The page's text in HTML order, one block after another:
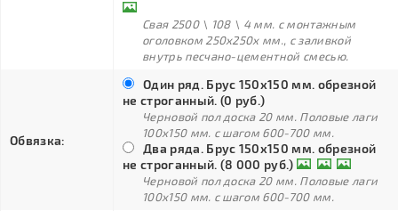
Свая 2500 \ 108 \ 4 мм. с монтажным
оголовком 250х250х мм., с заливкой
внутрь песчано-цементной смесью.
Обвязка:
Один ряд. Брус 150х150 мм. обрезной
не строганный. (0 руб.)
Черновой пол доска 20 мм. Половые лаги
100х150 мм. с шагом 600-700 мм.
Два ряда. Брус 150х150 мм. обрезной
не строганный. (8 000 руб.)
Черновой пол доска 20 мм. Половые лаги
100х150 мм. с шагом 600-700 мм.